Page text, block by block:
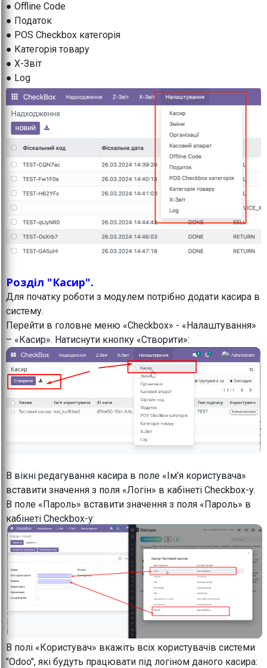
● Offline Code
● Податок
● POS Checkbox категорія
● Категорія товару
● X-Звіт
● Log
Розділ "Касир".
Для початку роботи з модулем потрібно додати касира в
систему.
Перейти в головне меню «Checkbox» - «Налаштування»
– «Касир». Натиснути кнопку «Створити»:
В вікні редагування касира в поле «Ім’я користувача»
вставити значення з поля «Логін» в кабінеті Checkbox-у.
В поле «Пароль» вставити значення з поля «Пароль» в
кабінеті Checkbox-у:
В полі «Користувач» вкажіть всіх користувачів системи
"Odoo", які будуть працювати під логіном даного касира: